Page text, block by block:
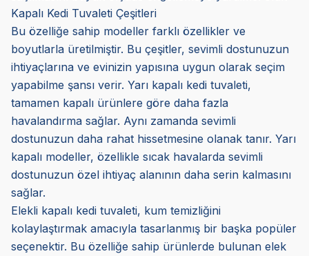
Kapalı Kedi Tuvaleti Çeşitleri
Bu özelliğe sahip modeller farklı özellikler ve
boyutlarla üretilmiştir. Bu çeşitler, sevimli dostunuzun
ihtiyaçlarına ve evinizin yapısına uygun olarak seçim
yapabilme şansı verir. Yarı kapalı kedi tuvaleti,
tamamen kapalı ürünlere göre daha fazla
havalandırma sağlar. Aynı zamanda sevimli
dostunuzun daha rahat hissetmesine olanak tanır. Yarı
kapalı modeller, özellikle sıcak havalarda sevimli
dostunuzun özel ihtiyaç alanının daha serin kalmasını
sağlar.
Elekli kapalı kedi tuvaleti, kum temizliğini
kolaylaştırmak amacıyla tasarlanmış bir başka popüler
seçenektir. Bu özelliğe sahip ürünlerde bulunan elek